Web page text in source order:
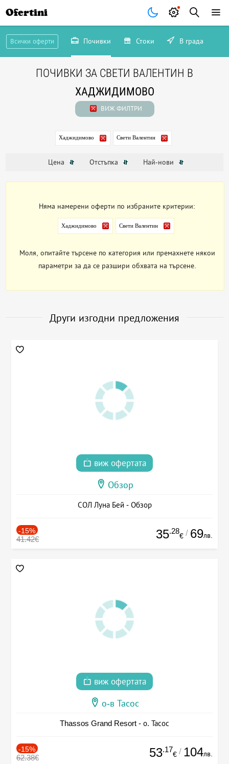
Ofertini
Всички оферти Почивки Стоки В града
ПОЧИВКИ ЗА СВЕТИ ВАЛЕНТИН В
ХАДЖИДИМОВО
ВИЖ ФИЛТРИ
Хаджидимово Свети Валентин
Цена Отстъпка Най-нови
Няма намерени оферти по избраните критерии:
Хаджидимово Свети Валентин
Моля, опитайте търсене по категория или премахнете някои
параметри за да се разшири обхвата на търсене.
Други изгодни предложения
виж офертата
Обзор
СОЛ Луна Бей - Обзор
-15%
41.42€ 35.28
€ / 69лв.
виж офертата
о-в Тасос
Thassos Grand Resort - о. Тасос
-15%
62.38€ 53.17
€ / 104лв.